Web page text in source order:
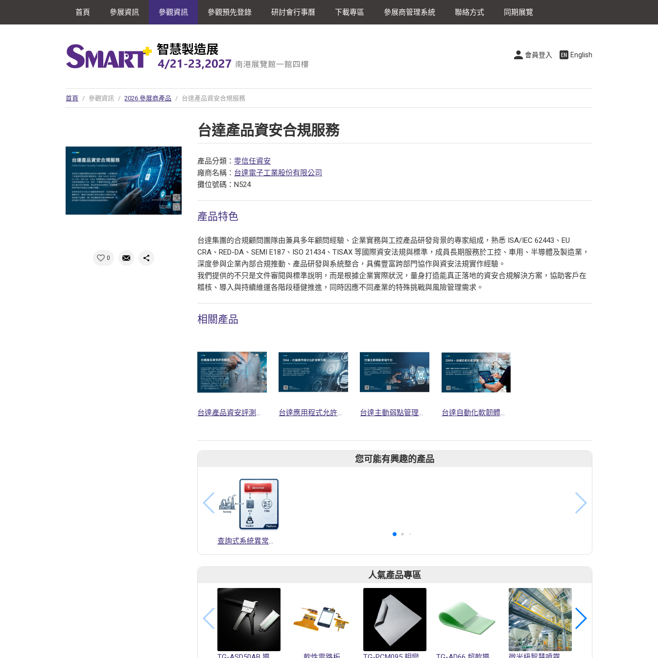
首頁 參展資訊 參觀資訊 參觀預先登錄 研討會行事曆 下載專區 參展商管理系統 聯絡方式 同期展覽
會員登入 English
首頁 / 參觀資訊 / 2026 參展商產品 / 台達產品資安合規服務
0
台達產品資安合規服務
產品分類： 零信任資安
廠商名稱： 台達電子工業股份有限公司
攤位號碼：N524
產品特色
台達集團的合規顧問團隊由兼具多年顧問經驗、企業實務與工控產品研發背景的專家組成，熟悉 ISA/IEC 62443、EU
CRA、RED-DA、SEMI E187、ISO 21434、TISAX 等國際資安法規與標準，成員長期服務於工控、車用、半導體及製造業，
深度參與企業內部合規推動、產品研發與系統整合，具備豐富跨部門協作與資安法規實作經驗。
我們提供的不只是文件審閱與標準說明，而是根據企業實際狀況，量身打造能真正落地的資安合規解決方案，協助客戶在
稽核、導入與持續維運各階段穩健推進，同時因應不同產業的特殊挑戰與風險管理需求。
相關產品
台達產品資安評測服務 台達應用程式允許清單方案 台達主動弱點管理平台 台達自動化軟韌體分析方案
您可能有興趣的產品
查詢式系統異常偵測技術
人氣產品專區